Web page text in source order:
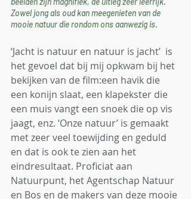
Zowel jong als oud kan meegenieten van de
mooie natuur die rondom ons aanwezig is.
‘Jacht is natuur en natuur is jacht’  is
het gevoel dat bij mij opkwam bij het
bekijken van de film:een havik die
een konijn slaat, een klapekster die
een muis vangt een snoek die op vis
jaagt, enz. ‘Onze natuur’ is gemaakt
met zeer veel toewijding en geduld
en dat is ook te zien aan het
eindresultaat. Proficiat aan
Natuurpunt, het Agentschap Natuur
en Bos en de makers van deze mooie